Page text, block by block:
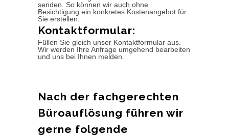
senden. So können wir auch ohne
Besichtigung ein konkretes Kostenangebot für
Sie erstellen.
Kontaktformular:
Füllen Sie gleich unser Kontaktformular aus.
Wir werden Ihre Anfrage umgehend bearbeiten
und uns bei Ihnen melden.
Nach der fachgerechten
Büroauflösung führen wir
gerne folgende